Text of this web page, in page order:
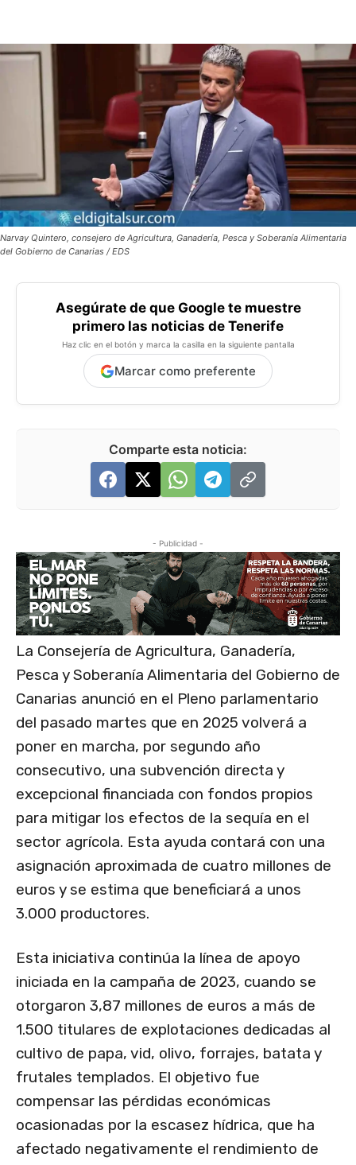
Narvay Quintero, consejero de Agricultura, Ganadería, Pesca y Soberanía Alimentaria
del Gobierno de Canarias / EDS
Asegúrate de que Google te muestre
primero las noticias de Tenerife
Haz clic en el botón y marca la casilla en la siguiente pantalla
Marcar como preferente
Comparte esta noticia:
- Publicidad -
La Consejería de Agricultura, Ganadería,
Pesca y Soberanía Alimentaria del Gobierno de
Canarias anunció en el Pleno parlamentario
del pasado martes que en 2025 volverá a
poner en marcha, por segundo año
consecutivo, una subvención directa y
excepcional financiada con fondos propios
para mitigar los efectos de la sequía en el
sector agrícola. Esta ayuda contará con una
asignación aproximada de cuatro millones de
euros y se estima que beneficiará a unos
3.000 productores.
Esta iniciativa continúa la línea de apoyo
iniciada en la campaña de 2023, cuando se
otorgaron 3,87 millones de euros a más de
1.500 titulares de explotaciones dedicadas al
cultivo de papa, vid, olivo, forrajes, batata y
frutales templados. El objetivo fue
compensar las pérdidas económicas
ocasionadas por la escasez hídrica, que ha
afectado negativamente el rendimiento de